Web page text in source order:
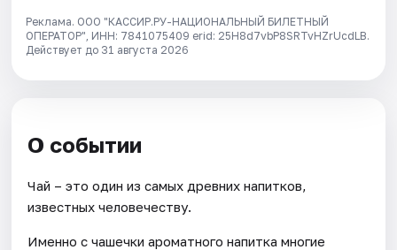
Реклама. ООО "КАССИР.РУ-НАЦИОНАЛЬНЫЙ БИЛЕТНЫЙ
ОПЕРАТОР", ИНН: 7841075409 erid: 25H8d7vbP8SRTvHZrUcdLB.
Действует до 31 августа 2026
О событии
Чай – это один из самых древних напитков,
известных человечеству.
Именно с чашечки ароматного напитка многие